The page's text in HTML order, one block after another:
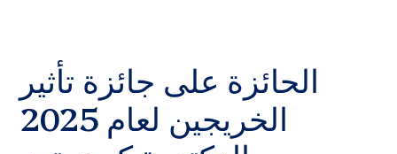
الحائزة على جائزة تأثير
الخريجين لعام 2025